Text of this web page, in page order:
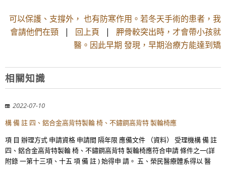
可以保護、支撐外， 也有防寒作用。若冬天手術的患者，我
會請他們在頸 | 回上頁 | 胛骨較突出時，才會帶小孩就
醫。因此早期 發現，早期治療方能達到矯
相關知識
2022-07-10
構 備 註 四、鋁合金高背特製輪 椅、不鏽鋼高背特 製輪椅應
項 目 辦理方式 申請資格 申請間 隔年限 應備文件 （資料） 受理機構 備 註
四、鋁合金高背特製輪 椅、不鏽鋼高背特 製輪椅應符合申請 條件之一(詳
附錄 一第十三項、十五 項 備 註 ) 始得申 請。 五、榮民醫療體系得以 醫